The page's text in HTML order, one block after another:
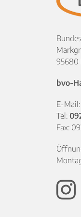
95680
bvo-
E-Mail:
Tel:
Fax: